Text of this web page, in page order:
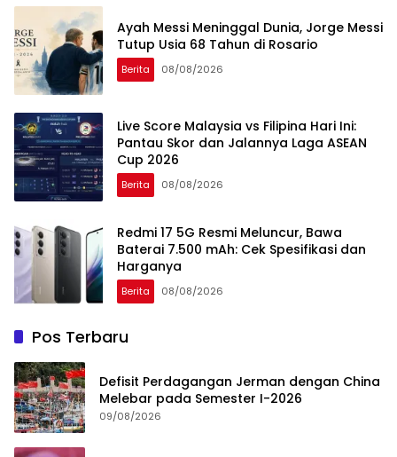
Ayah Messi Meninggal Dunia, Jorge Messi
Tutup Usia 68 Tahun di Rosario
Berita 08/08/2026
Live Score Malaysia vs Filipina Hari Ini:
Pantau Skor dan Jalannya Laga ASEAN
Cup 2026
Berita 08/08/2026
Redmi 17 5G Resmi Meluncur, Bawa
Baterai 7.500 mAh: Cek Spesifikasi dan
Harganya
Berita 08/08/2026
Pos Terbaru
Defisit Perdagangan Jerman dengan China
Melebar pada Semester I-2026
09/08/2026